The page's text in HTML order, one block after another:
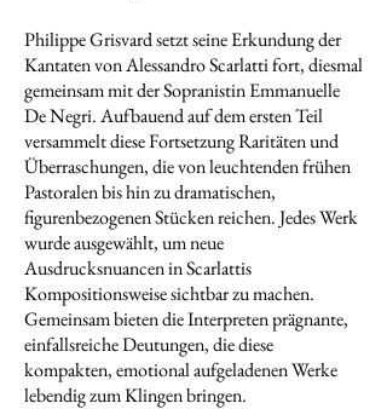
Philippe Grisvard setzt seine Erkundung der
Kantaten von Alessandro Scarlatti fort, diesmal
gemeinsam mit der Sopranistin Emmanuelle
De Negri. Aufbauend auf dem ersten Teil
versammelt diese Fortsetzung Raritäten und
Überraschungen, die von leuchtenden frühen
Pastoralen bis hin zu dramatischen,
figurenbezogenen Stücken reichen. Jedes Werk
wurde ausgewählt, um neue
Ausdrucksnuancen in Scarlattis
Kompositionsweise sichtbar zu machen.
Gemeinsam bieten die Interpreten prägnante,
einfallsreiche Deutungen, die diese
kompakten, emotional aufgeladenen Werke
lebendig zum Klingen bringen.